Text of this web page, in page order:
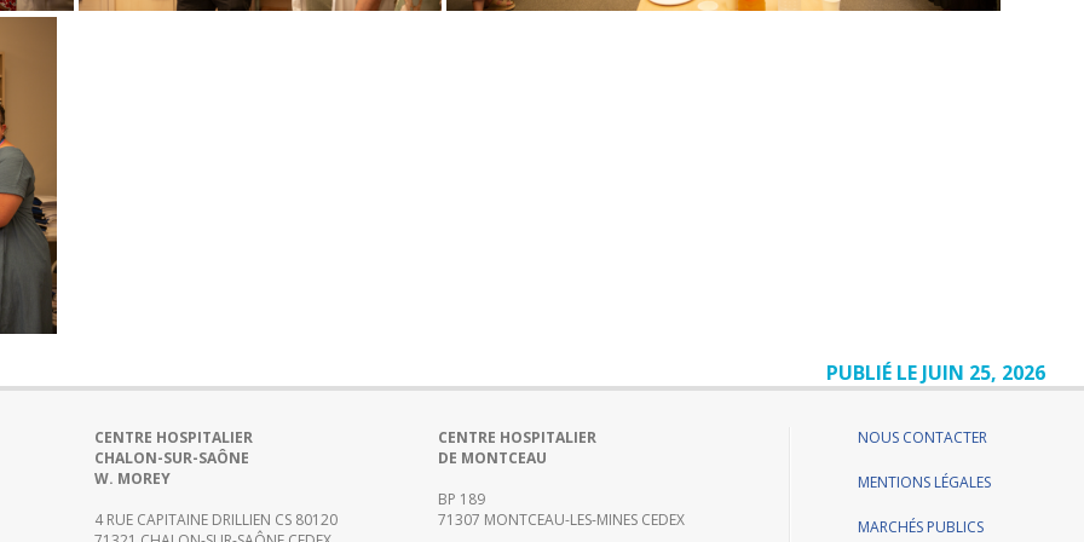
PUBLIÉ LE JUIN 25, 2026
CENTRE HOSPITALIER
CHALON-SUR-SAÔNE
W. MOREY
4 RUE CAPITAINE DRILLIEN CS 80120
CENTRE HOSPITALIER
DE MONTCEAU
BP 189
71307 MONTCEAU-LES-MINES CEDEX
NOUS CONTACTER
MENTIONS LÉGALES
MARCHÉS PUBLICS